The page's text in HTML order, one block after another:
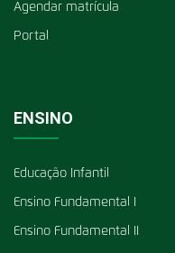
Agendar matrícula
Portal
ENSINO
Educação Infantil
Ensino Fundamental I
Ensino Fundamental II